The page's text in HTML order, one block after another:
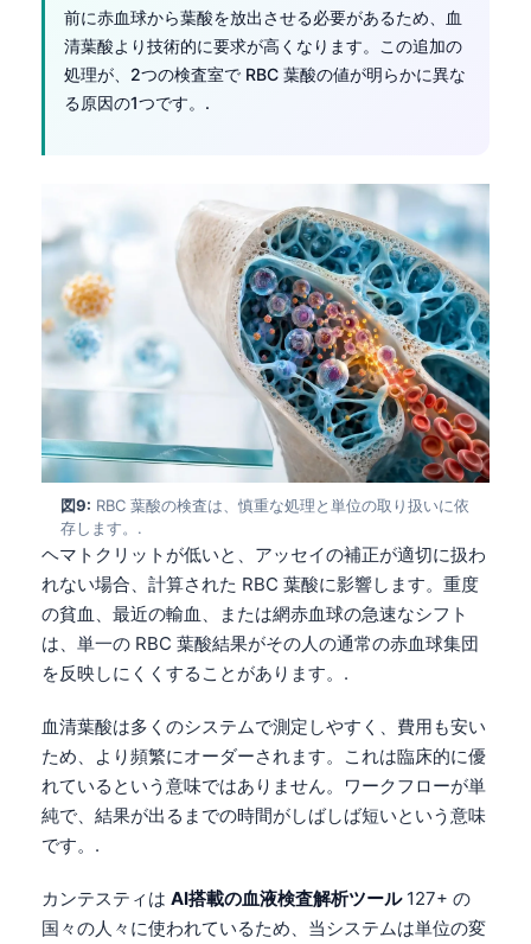
前に赤血球から葉酸を放出させる必要があるため、血
清葉酸より技術的に要求が高くなります。この追加の
処理が、2つの検査室で RBC 葉酸の値が明らかに異な
る原因の1つです。.
図9: RBC 葉酸の検査は、慎重な処理と単位の取り扱いに依
存します。.
ヘマトクリットが低いと、アッセイの補正が適切に扱わ
れない場合、計算された RBC 葉酸に影響します。重度
の貧血、最近の輸血、または網赤血球の急速なシフト
は、単一の RBC 葉酸結果がその人の通常の赤血球集団
を反映しにくくすることがあります。.
血清葉酸は多くのシステムで測定しやすく、費用も安い
ため、より頻繁にオーダーされます。これは臨床的に優
れているという意味ではありません。ワークフローが単
純で、結果が出るまでの時間がしばしば短いという意味
です。.
カンテスティは AI搭載の血液検査解析ツール127+ の
国々の人々に使われているため、当システムは単位の変
فارسی
Български
Dansk
Nederlands
हिन्दी
Bahasa Indonesia
Íslenska
Српски језик
Svenska
Bosanski
Azərbaycan dili
Eesti
Čeština
ქართული
Русский
Lietuvių kalba
Polski
Shqip
বাংলা
اردو